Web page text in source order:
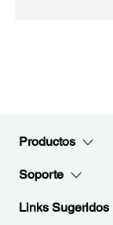
Productos
Soporte
Links Sugeridos